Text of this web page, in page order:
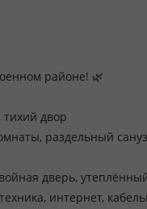
районе! 🌿
тихий двор
раздельный
дверь,
интернет,